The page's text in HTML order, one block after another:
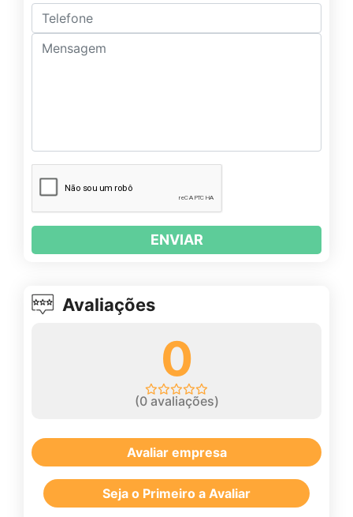
ENVIAR
Avaliações
0
(0avaliações)
Avaliar empresa
Seja o Primeiro a Avaliar